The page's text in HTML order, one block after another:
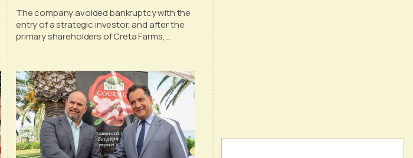
The company avoided bankruptcy with the
entry of a strategic investor, and after the
primary shareholders of Creta Farms,